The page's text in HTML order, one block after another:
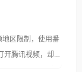
区限制，使用番